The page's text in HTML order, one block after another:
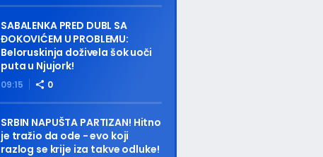
09:15 0
SABALENKA PRED DUBL SA
ĐOKOVIĆEM U PROBLEMU:
Beloruskinja doživela šok uoči
puta u Njujork!
SRBIN NAPUŠTA PARTIZAN! Hitno
je tražio da ode - evo koji
razlog se krije iza takve odluke!